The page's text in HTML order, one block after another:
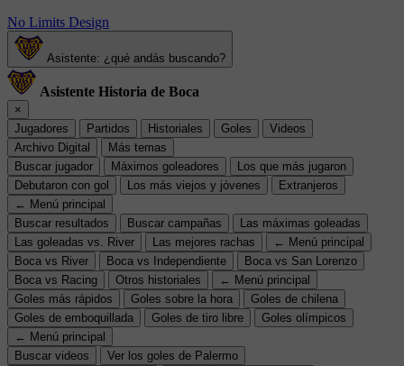
No Limits Design
Asistente: ¿qué andás buscando?
Asistente Historia de Boca
×
Jugadores
Partidos Historiales Goles
Videos
Archivo Digital
Más temas
Buscar jugador
Máximos goleadores
Los que más jugaron
Debutaron con gol
Los más viejos y jóvenes
Extranjeros
← Menú principal
Buscar resultados
Buscar campañas
Las máximas goleadas
Las goleadas vs. River
Las mejores rachas
← Menú principal
Boca vs River
Boca vs Independiente
Boca vs San Lorenzo
Boca vs Racing
Otros historiales
← Menú principal
Goles más rápidos
Goles sobre la hora
Goles de chilena
Goles de emboquillada
Goles de tiro libre
Goles olímpicos
← Menú principal
Buscar videos
Ver los goles de Palermo